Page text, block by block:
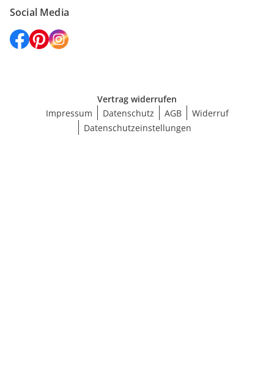
Social Media
Vertrag widerrufen
Impressum
Datenschutz AGB
Widerruf
Datenschutzeinstellungen